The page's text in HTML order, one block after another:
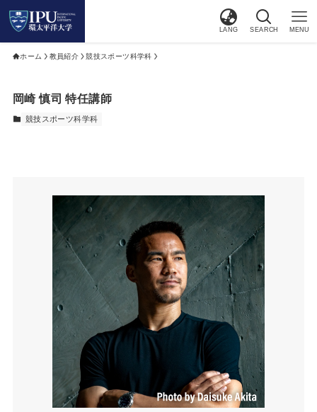
LANG SEARCH MENU
ホーム 教員紹介 競技スポーツ科学科
岡崎 慎司 特任講師
競技スポーツ科学科